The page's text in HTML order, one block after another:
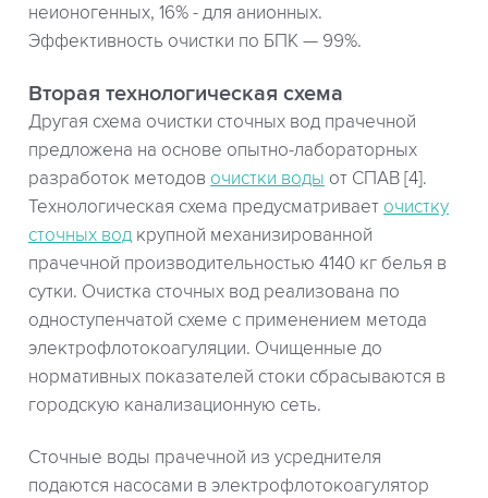
неионогенных, 16% - для анионных.
Эффективность очистки по БПК — 99%.
Вторая технологическая схема
Другая схема очистки сточных вод прачечной
предложена на основе опытно-лабораторных
разработок методов очистки воды от СПАВ [4].
Технологическая схема предусматривает очистку
сточных вод крупной механизированной
прачечной производительностью 4140 кг белья в
сутки. Очистка сточных вод реализована по
одноступенчатой схеме с применением метода
электрофлотокоагуляции. Очищенные до
нормативных показателей стоки сбрасываются в
городскую канализационную сеть.
Сточные воды прачечной из усреднителя
подаются насосами в электрофлотокоагулятор